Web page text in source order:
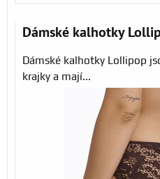
Dámské kalhotky
Dámské kalhotky Lollipop
krajky a mají...